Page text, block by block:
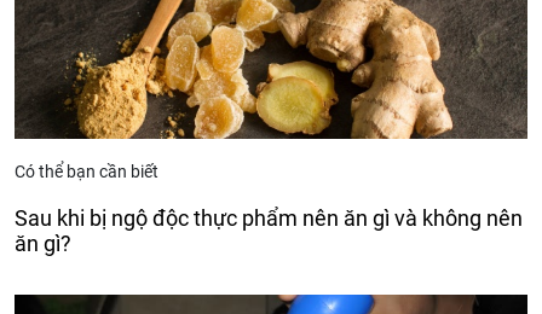
Có thể bạn cần biết
Sau khi bị ngộ độc thực phẩm nên ăn gì và không nên
ăn gì?